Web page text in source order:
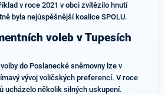
v roce 2021 v obci zvítězilo hnutí
byla nejúspěšnější koalice SPOLU.
voleb v Tupesích
do Poslanecké sněmovny lze v
vývoj voličských preferencí. V roce
ucházelo několik silných uskupení.